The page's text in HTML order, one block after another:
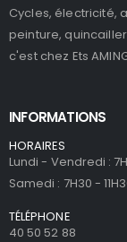
Cycles, électricité,
peinture,
c'est chez Ets
INFORMATIONS
HORAIRES
Lundi - Vendredi :
Samedi : 7H30 -
TÉLÉPHONE
40 50 52 88